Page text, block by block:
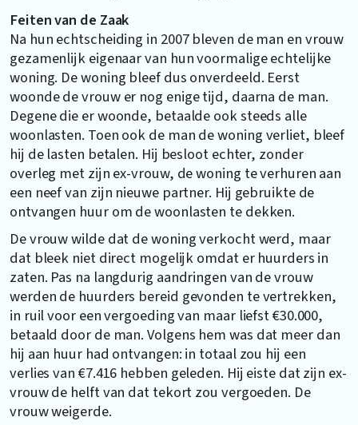
Feiten van de Zaak
Na hun echtscheiding in 2007 bleven de man en vrouw
gezamenlijk eigenaar van hun voormalige echtelijke
woning. De woning bleef dus onverdeeld. Eerst
woonde de vrouw er nog enige tijd, daarna de man.
Degene die er woonde, betaalde ook steeds alle
woonlasten. Toen ook de man de woning verliet, bleef
hij de lasten betalen. Hij besloot echter, zonder
overleg met zijn ex-vrouw, de woning te verhuren aan
een neef van zijn nieuwe partner. Hij gebruikte de
ontvangen huur om de woonlasten te dekken.
De vrouw wilde dat de woning verkocht werd, maar
dat bleek niet direct mogelijk omdat er huurders in
zaten. Pas na langdurig aandringen van de vrouw
werden de huurders bereid gevonden te vertrekken,
in ruil voor een vergoeding van maar liefst €30.000,
betaald door de man. Volgens hem was dat meer dan
hij aan huur had ontvangen: in totaal zou hij een
verlies van €7.416 hebben geleden. Hij eiste dat zijn ex-
vrouw de helft van dat tekort zou vergoeden. De
vrouw weigerde.